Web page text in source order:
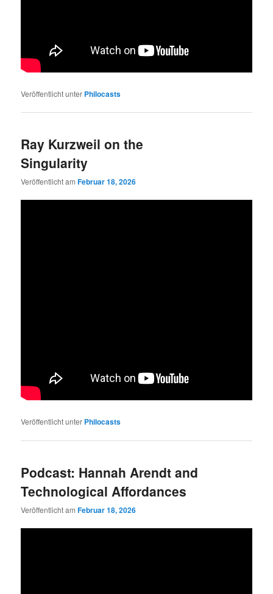
Veröffentlicht unter Philocasts
Ray Kurzweil on the
Singularity
Veröffentlicht amFebruar 18, 2026
Veröffentlicht unter Philocasts
Podcast: Hannah Arendt and
Technological Affordances
Veröffentlicht amFebruar 18, 2026